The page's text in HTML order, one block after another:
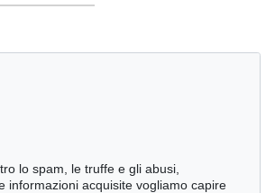
lo spam, le truffe e gli abusi,
informazioni acquisite vogliamo capire